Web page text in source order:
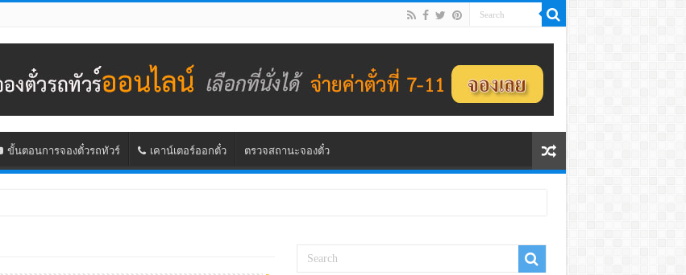
ขั้นตอนการจองตั๋วรถทัวร์ เคาน์เตอร์ออกตั๋ว ตรวจสถานะจองตั๋ว